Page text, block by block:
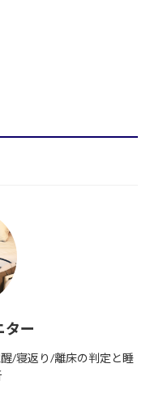
ター
/寝返り/離床の判定と睡